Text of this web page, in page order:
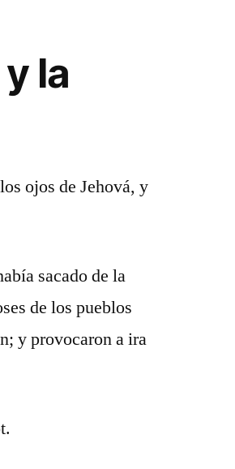
la
ojos de Jehová, y
sacado de la
de los pueblos
y provocaron a ira